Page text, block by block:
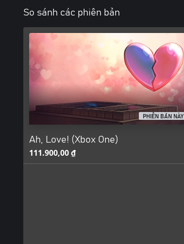
So sánh các phiên bản
PHIÊN BẢN NÀY
Ah, Love! (Xbox One)
111.900,00 ₫